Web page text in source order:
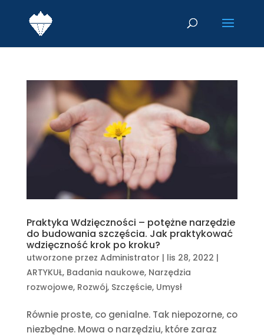
Praktyka Wdzięczności – potężne narzędzie
do budowania szczęścia. Jak praktykować
wdzięczność krok po kroku?
utworzone przez Administrator | lis 28, 2022 |
ARTYKUŁ, Badania naukowe, Narzędzia
rozwojowe, Rozwój, Szczęście, Umysł
Równie proste, co genialne. Tak niepozorne, co
niezbędne. Mowa o narzędziu, które zaraz